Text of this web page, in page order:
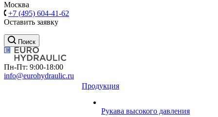
Москва
+7 (495) 604-41-62
Оставить заявку
Поиск
Пн-Пт: 9:00-18:00
info@eurohydraulic.ru
Продукция
Рукава высокого давления